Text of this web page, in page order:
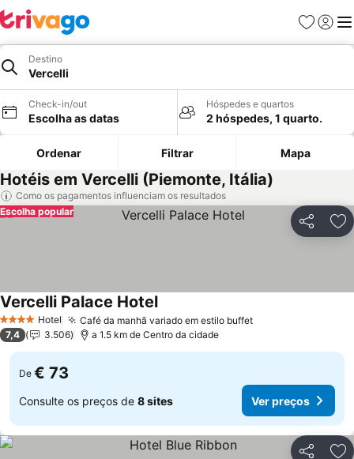
Favoritos
Iniciar
Destino
Vercelli
Check-in/out
Escolha as datas
Hóspedes e quartos
2 hóspedes, 1 quarto.
Ordenar Filtrar Mapa
Hotéis em Vercelli (Piemonte, Itália)
Como os pagamentos influenciam os resultados
Partilhar
Escolha popular
4 EstrelasHotel Café da manhã variado em estilo buffet
Vercelli Palace Hotel
7,4 3.506 a 1.5 km de Centro da cidade
De € 73
Consulte os preços de 8 sites Ver preços